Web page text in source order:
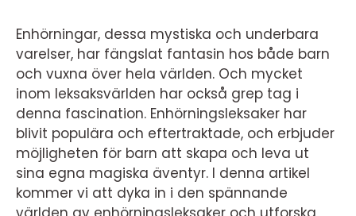
Enhörningar, dessa mystiska och underbara
varelser, har fängslat fantasin hos både barn
och vuxna över hela världen. Och mycket
inom leksaksvärlden har också grep tag i
denna fascination. Enhörningsleksaker har
blivit populära och eftertraktade, och erbjuder
möjligheten för barn att skapa och leva ut
sina egna magiska äventyr. I denna artikel
kommer vi att dyka in i den spännande